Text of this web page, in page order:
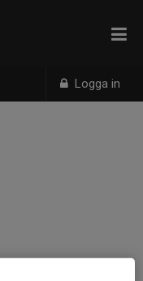
Logga in